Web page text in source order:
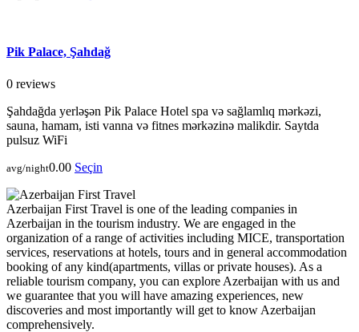
Pik Palace, Şahdağ
0 reviews
Şahdağda yerləşən Pik Palace Hotel spa və sağlamlıq mərkəzi,
sauna, hamam, isti vanna və fitnes mərkəzinə malikdir. Saytda
pulsuz WiFi
avg/night0.00 Seçin
Azerbaijan First Travel is one of the leading companies in
Azerbaijan in the tourism industry. We are engaged in the
organization of a range of activities including MICE, transportation
services, reservations at hotels, tours and in general accommodation
booking of any kind(apartments, villas or private houses). As a
reliable tourism company, you can explore Azerbaijan with us and
we guarantee that you will have amazing experiences, new
discoveries and most importantly will get to know Azerbaijan
comprehensively.